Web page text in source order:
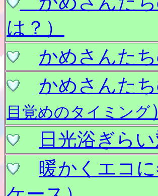
は？）
かめさんた
かめさんた
目覚めのタイミング
日光浴ぎら
暖かくエコ